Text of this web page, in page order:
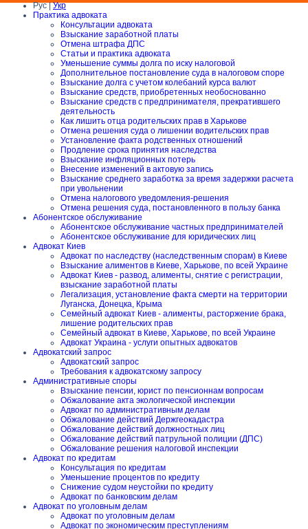
Рус |Укр
Практика адвоката
Консультации адвоката
Взыскание заработной платы
Отмена штрафа ДПС
Статьи и практика адвоката
Уменьшение суммы долга по иску налоговой
Дополнительное постановление суда в налоговом споре
Взыскание долга с учетом колебаний курса валют
Взыскание средств, приобретенных необоснованно
Взыскание средств с предпринимателя, прекратившего
деятельность
Как лишить отца родительских прав в Харькове
Отмена решения суда о лишении водительских прав
Установление факта родственных отношений
Продление срока принятия наследства
Взыскание инфляционных потерь
Внесение изменений в актовую запись
Взыскание среднего заработка за время задержки расчета
при увольнении
Отмена налогового уведомления-решения
Отмена решения суда, постановленного в пользу банка
Абонентское обслуживание
Абонентское обслуживание частных предпринимателей
Абонентское обслуживание для юридических лиц
Адвокат Киев
Адвокат по наследству (наследственным спорам) в Киеве
Взыскание алиментов в Киеве, Харькове, по всей Украине
Адвокат Киев - развод, алименты, снятие с регистрации,
взыскание заработной платы
Легализация, установление факта смерти на территории
Луганска, Донецка, Крыма
Семейный адвокат Киев - алименты, расторжение брака,
лишение родительских прав
Семейный адвокат в Киеве, Харькове, по всей Украине
Адвокат Украина - услуги опытных адвокатов
Адвокатский запрос
Адвокатский запрос
Требования к адвокатскому запросу
Административные споры
Взыскание пенсии, юрист по пенсионнам вопросам
Обжалование акта экологической инспекции
Адвокат по административным делам
Обжалование действий Держгеокадастра
Обжалование действий должностных лиц
Обжалование действий патрульной полиции (ДПС)
Обжалование решения налоговой инспекции
Адвокат по кредитам
Консультация по кредитам
Уменьшение процентов по кредиту
Снижение судом неустойки по кредиту
Адвокат по банковским делам
Адвокат по уголовным делам
Адвокат по уголовным делам
Адвокат по экономическим преступлениям